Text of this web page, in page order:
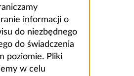
informacji o
do niezbędnego
do świadczenia
poziomie. Pliki
w celu